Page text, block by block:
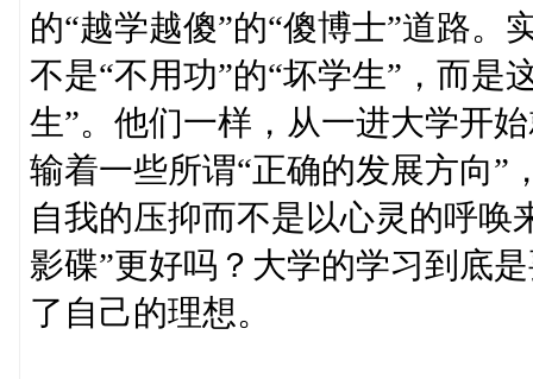
的“越学越傻”的“傻博士”道路
不是“不用功”的“坏学生”，而是
生”。他们一样，从一进大学开
输着一些所谓“正确的发展方向”
自我的压抑而不是以心灵的呼唤
影碟”更好吗？大学的学习到底
了自己的理想。